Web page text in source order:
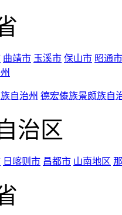
曲靖市 玉溪市 保山市 昭通市
自治州 德宏傣族景颇族自
治区
日喀则市 昌都市 山南地区